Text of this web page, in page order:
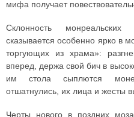
мифа получает
Склонность
сказывается особенно ярко в
торгующих из храма»:
вперед, держа свой бич в
им стола сыплются
отшатнулись, их лица и жесты
Черты нового в поздних